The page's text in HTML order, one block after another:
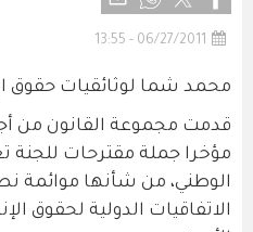
06/27/2011 - 13:55
محمد شما لوثائقيات حقوق
قدمت مجموعة القانون من
مؤخرا جملة مقترحات للجنة
الوطني، من شأنها موائمة
الاتفاقيات الدولية لحقوق